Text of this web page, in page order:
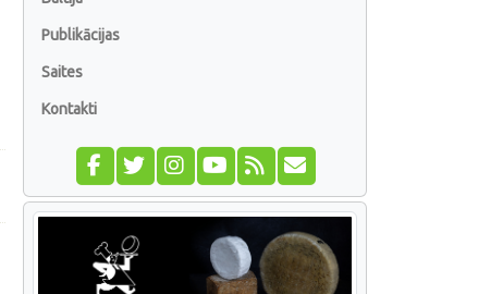
Publikācijas
Saites
Kontakti